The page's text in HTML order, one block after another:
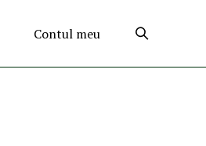
Contul meu